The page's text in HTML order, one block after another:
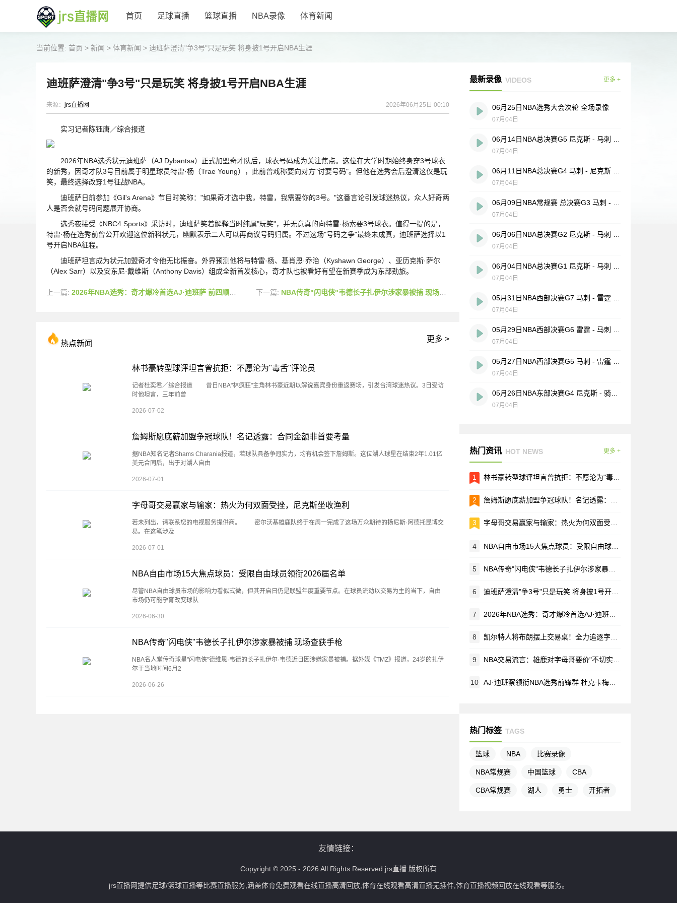
首页 足球直播 篮球直播 NBA录像 体育新闻
当前位置: 首页 > 新闻 > 体育新闻 > 迪班萨澄清"争3号"只是玩笑 将身披1号开启NBA生涯
迪班萨澄清"争3号"只是玩笑 将身披1号开启NBA生涯
来源： jrs直播网 2026年06月25日 00:10
实习记者陈钰唐／综合报道
2026年NBA选秀状元迪班萨（AJ Dybantsa）正式加盟奇才队后，球衣号码成为关注焦点。这位在大学时期始终身穿3号球衣
的新秀，因奇才队3号目前属于明星球员特雷·杨（Trae Young），此前曾戏称要向对方"讨要号码"。但他在选秀会后澄清这仅是玩
笑，最终选择改穿1号征战NBA。
迪班萨日前参加《Gil's Arena》节目时笑称："如果奇才选中我，特雷，我需要你的3号。"这番言论引发球迷热议，众人好奇两
人是否会就号码问题展开协商。
选秀夜接受《NBC4 Sports》采访时，迪班萨笑着解释当时纯属"玩笑"，并无意真的向特雷·杨索要3号球衣。值得一提的是，
特雷·杨在选秀前曾公开欢迎这位新科状元，幽默表示二人可以再商议号码归属。不过这场"号码之争"最终未成真，迪班萨选择以1
号开启NBA征程。
迪班萨坦言成为状元加盟奇才令他无比振奋。外界预测他将与特雷·杨、基肖恩·乔治（Kyshawn George）、亚历克斯·萨尔
（Alex Sarr）以及安东尼·戴维斯（Anthony Davis）组成全新首发核心，奇才队也被看好有望在新赛季成为东部劲旅。
上一篇: 2026年NBA选秀：奇才爆冷首选AJ·迪班萨 前四顺位无意外 下一篇: NBA传奇"闪电侠"韦德长子扎伊尔涉家暴被捕 现场查获手枪
热点新闻
更多 >
林书豪转型球评坦言曾抗拒：不愿沦为"毒舌"评论员
记者杜奕君／综合报道 昔日NBA"林疯狂"主角林书豪近期以解说嘉宾身份重返赛场，引发台湾球迷热议。3日受访
时他坦言，三年前曾
2026-07-02
詹姆斯愿底薪加盟争冠球队！名记透露：合同金额非首要考量
据NBA知名记者Shams Charania报道，若球队具备争冠实力，均有机会签下詹姆斯。这位湖人球星在结束2年1.01亿
美元合同后，出于对湖人自由
2026-07-01
字母哥交易赢家与输家：热火为何双面受挫，尼克斯坐收渔利
若未列出，请联系您的电视服务提供商。 密尔沃基雄鹿队终于在周一完成了这场万众期待的扬尼斯·阿德托昆博交
易。在这笔涉及
2026-07-01
NBA自由市场15大焦点球员：受限自由球员领衔2026届名单
尽管NBA自由球员市场的影响力看似式微，但其开启日仍是联盟年度重要节点。在球员流动以交易为主的当下，自由
市场仍可能孕育改变球队
2026-06-30
NBA传奇"闪电侠"韦德长子扎伊尔涉家暴被捕 现场查获手枪
NBA名人堂传奇球星"闪电侠"德维恩·韦德的长子扎伊尔·韦德近日因涉嫌家暴被捕。据外媒《TMZ》报道，24岁的扎伊
尔于当地时间6月2
2026-06-26
最新录像 VIDEOS 更多 +
06月25日NBA选秀大会次轮 全场录像
07月04日
07月04日
07月04日
07月04日
07月04日
07月04日
07月04日
07月04日
07月04日
07月04日
热门资讯 HOT NEWS 更多 +
1 林书豪转型球评坦言曾抗拒：不愿沦为"毒舌"评论员
2 詹姆斯愿底薪加盟争冠球队！名记透露：合同金额非首要考量
3 字母哥交易赢家与输家：热火为何双面受挫，尼克斯坐收渔利
4 NBA自由市场15大焦点球员：受限自由球员领衔2026届名单
5 NBA传奇"闪电侠"韦德长子扎伊尔涉家暴被捕 现场查获手枪
6 迪班萨澄清"争3号"只是玩笑 将身披1号开启NBA生涯
7 2026年NBA选秀：奇才爆冷首选AJ·迪班萨 前四顺位无意外
8 凯尔特人将布朗摆上交易桌！全力追逐字母哥 美媒：选秀大会前见分晓
9 NBA交易流言：雄鹿对字母哥要价"不切实际" 活塞斯图尔特或改换门庭？
10 AJ·迪班察领衔NBA选秀前锋群 杜克卡梅隆·布泽尔与北卡卡莱布·威尔逊同登热门榜
热门标签 TAGS
篮球 NBA 比赛录像
NBA常规赛 中国篮球 CBA
CBA常规赛 湖人 勇士 开拓者
友情链接：
Copyright © 2025 - 2026 All Rights Reserved jrs直播 版权所有
jrs直播网提供足球/篮球直播等比赛直播服务,涵盖体育免费观看在线直播高清回放,体育在线观看高清直播无插件,体育直播视频回放在线观看等服务。